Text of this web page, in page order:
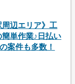
辺エリア》工
単作業♪日払い
案件も多数！